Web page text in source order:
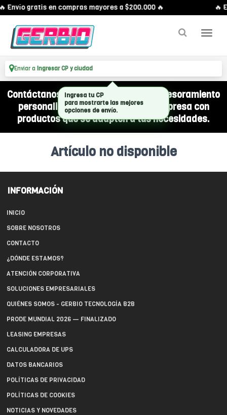
Envío gratis en compras mayores a $200.000 🔥 🔥
Enviar a Ingresar CP y ciudad
Contáctanos por WhatsApp y recibí asesoramiento
personalizado para equipar a tu empresa con
productos que se adapten a tus necesidades.
Artículo no disponible
INFORMACIÓN
INICIO
SOBRE NOSOTROS
CONTACTO
¿DÓNDE ESTAMOS?
ATENCIÓN CORPORATIVA
SOLUCIONES EMPRESARIALES
QUIÉNES SOMOS - GERBIO TECNOLOGÍA B2B
PRODE MUNDIAL 2026 — FINALIZADO
LEASING EMPRESAS
CALCULADORA DE UPS
DATOS BANCARIOS
POLÍTICAS DE PRIVACIDAD
POLÍTICAS DE COOKIES
NOTICIAS Y NOVEDADES
Ingresa tu CP
para mostrarte las mejores
opciones de envío.